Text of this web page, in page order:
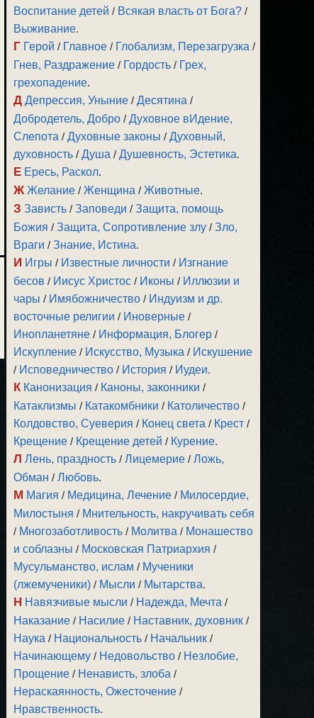
Воспитание детей / Всякая власть от Бога? /
Выживание.
Г Герой / Главное / Глобализм, Перезагрузка /
Гнев, Раздражение / Гордость / Грех,
грехопадение.
Д Депрессия, Уныние /Десятина /
Добродетель, Добро /Духовное вИдение,
Слепота /Духовные законы /Духовный,
духовность /Душа /Душевность, Эстетика.
Е Ересь, Раскол.
Ж Желание /Женщина /Животные.
З Зависть /Заповеди /Защита, помощь
Божия /Защита, Сопротивление злу /Зло,
Враги /Знание, Истина.
И Игры / Известные личности / Изгнание
бесов / Иисус Христос / Иконы / Иллюзии и
чары / Имябожничество / Индуизм и др.
восточные религии / Иноверные /
Инопланетяне / Информация, Блогер /
Искупление / Искусство, Музыка / Искушение
/ Исповедничество / История / Иудеи.
К Канонизация / Каноны, законники /
Катаклизмы / Катакомбники / Католичество /
Колдовство, Суеверия / Конец света / Крест /
Крещение / Крещение детей / Курение.
Л Лень, праздность /Лицемерие /Ложь,
Обман /Любовь.
М Магия / Медицина, Лечение / Милосердие,
Милостыня / Мнительность, накручивать себя
/ Многозаботливость / Молитва / Монашество
и соблазны / Московская Патриархия /
Мусульманство, ислам / Мученики
(лжемученики) / Мысли / Мытарства.
Н Навязчивые мысли / Надежда, Мечта /
Наказание / Насилие / Наставник, духовник /
Наука / Национальность / Начальник /
Начинающему / Недовольство / Незлобие,
Прощение / Ненависть, злоба /
Нераскаянность, Ожесточение /
Нравственность.